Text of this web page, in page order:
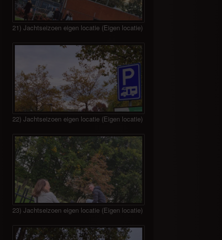
21) Jachtseizoen eigen locatie (Eigen locatie)
22) Jachtseizoen eigen locatie (Eigen locatie)
23) Jachtseizoen eigen locatie (Eigen locatie)